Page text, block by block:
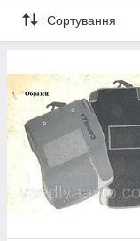
Сортування